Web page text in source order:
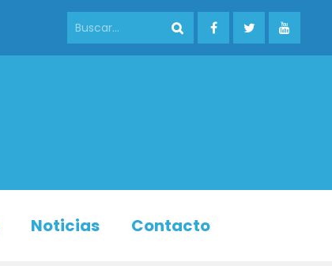
Noticias Contacto